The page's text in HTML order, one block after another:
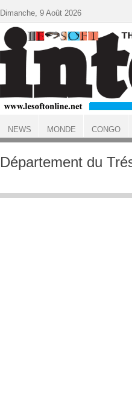
ACCUEIL
Département du
Dimanche, 9 Août 2026
NEWS MONDE CONGO